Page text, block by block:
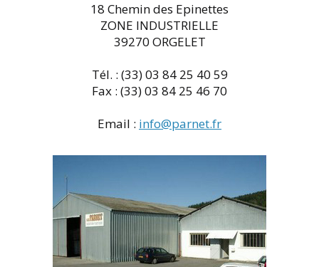
18 Chemin des Epinettes
ZONE INDUSTRIELLE
39270 ORGELET
Tél. : (33) 03 84 25 40 59
Fax : (33) 03 84 25 46 70
Email : info@parnet.fr